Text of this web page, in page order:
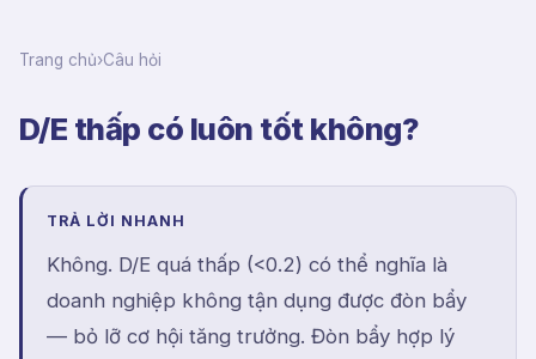
Trang chủ›Câu hỏi
D/E thấp có luôn tốt không?
TRẢ LỜI NHANH
Không. D/E quá thấp (<0.2) có thể nghĩa là
doanh nghiệp không tận dụng được đòn bẩy
— bỏ lỡ cơ hội tăng trưởng. Đòn bẩy hợp lý